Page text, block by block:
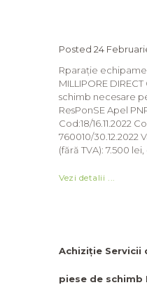
24
Rparație
MILLIPORE
schimb necesare
ResPonSE Apel
Cod:18/16.11.2022
760010/30.12.2022
(fără TVA): 7.500
Vezi detalii ...
Achiziție Servicii
piese de schimb